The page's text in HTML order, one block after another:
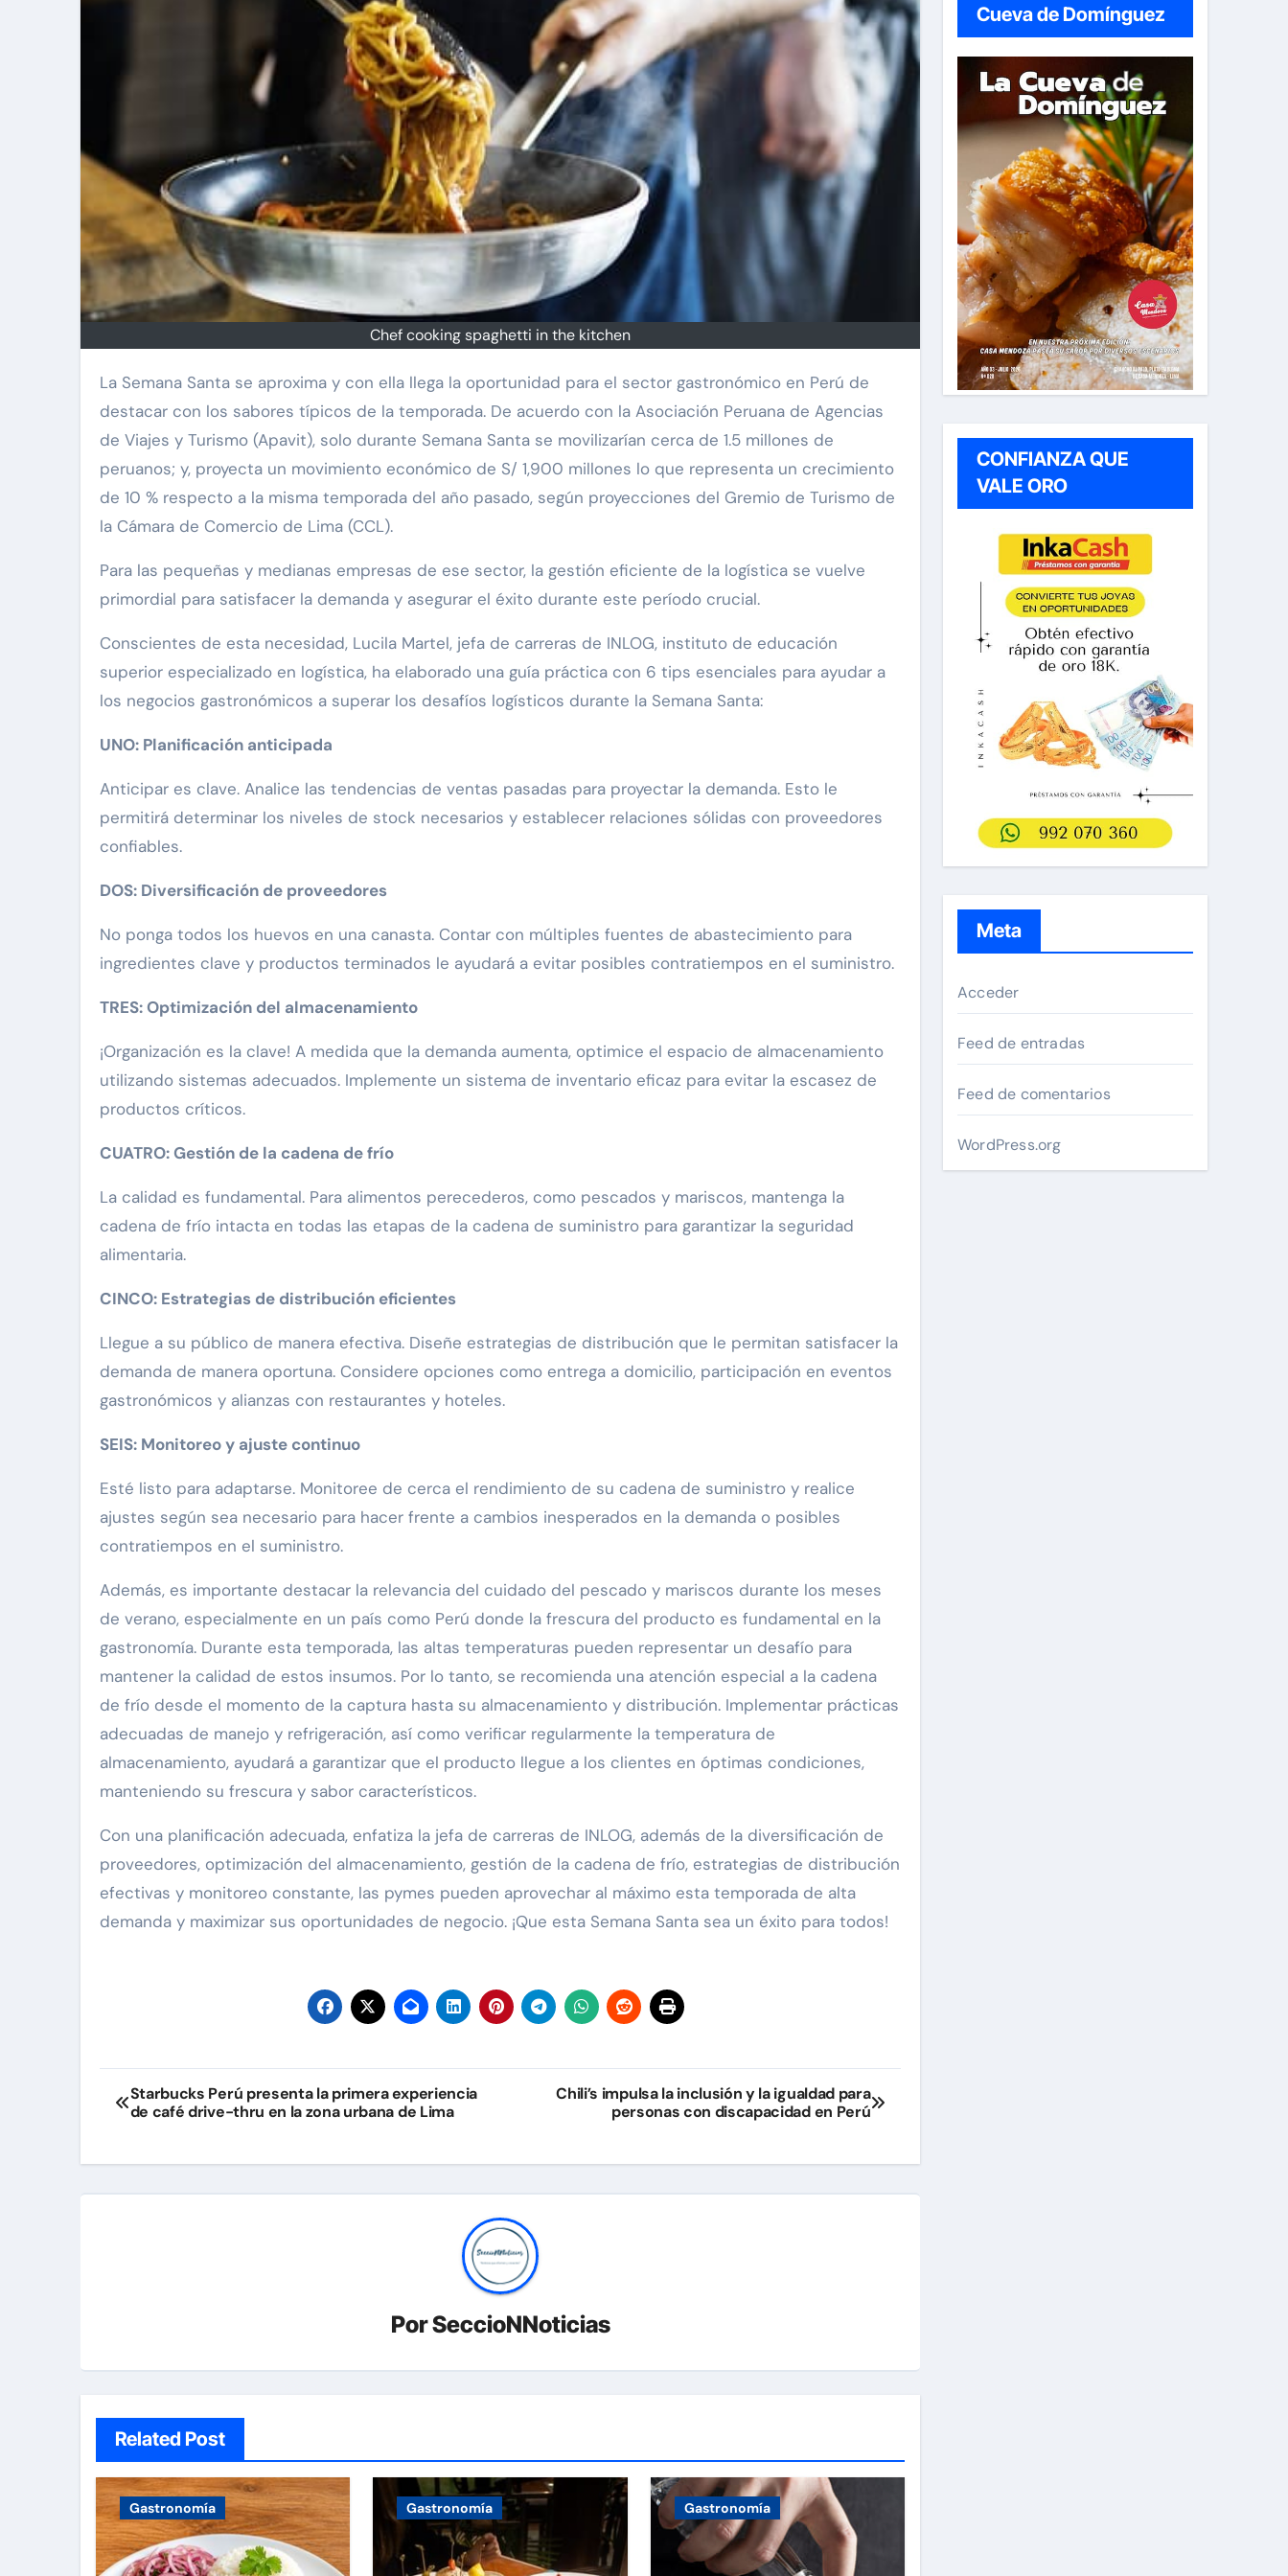
Chef cooking spaghetti in the kitchen
La Semana Santa se aproxima y con ella llega la oportunidad para el sector gastronómico en Perú de
destacar con los sabores típicos de la temporada. De acuerdo con la Asociación Peruana de Agencias
de Viajes y Turismo (Apavit), solo durante Semana Santa se movilizarían cerca de 1.5 millones de
peruanos; y, proyecta un movimiento económico de S/ 1,900 millones lo que representa un crecimiento
de 10 % respecto a la misma temporada del año pasado, según proyecciones del Gremio de Turismo de
la Cámara de Comercio de Lima (CCL).
Para las pequeñas y medianas empresas de ese sector, la gestión eficiente de la logística se vuelve
primordial para satisfacer la demanda y asegurar el éxito durante este período crucial.
Conscientes de esta necesidad, Lucila Martel, jefa de carreras de INLOG, instituto de educación
superior especializado en logística, ha elaborado una guía práctica con 6 tips esenciales para ayudar a
los negocios gastronómicos a superar los desafíos logísticos durante la Semana Santa:
UNO: Planificación anticipada
Anticipar es clave. Analice las tendencias de ventas pasadas para proyectar la demanda. Esto le
permitirá determinar los niveles de stock necesarios y establecer relaciones sólidas con proveedores
confiables.
DOS: Diversificación de proveedores
No ponga todos los huevos en una canasta. Contar con múltiples fuentes de abastecimiento para
ingredientes clave y productos terminados le ayudará a evitar posibles contratiempos en el suministro.
TRES: Optimización del almacenamiento
¡Organización es la clave! A medida que la demanda aumenta, optimice el espacio de almacenamiento
utilizando sistemas adecuados. Implemente un sistema de inventario eficaz para evitar la escasez de
productos críticos.
CUATRO: Gestión de la cadena de frío
La calidad es fundamental. Para alimentos perecederos, como pescados y mariscos, mantenga la
cadena de frío intacta en todas las etapas de la cadena de suministro para garantizar la seguridad
alimentaria.
CINCO: Estrategias de distribución eficientes
Llegue a su público de manera efectiva. Diseñe estrategias de distribución que le permitan satisfacer la
demanda de manera oportuna. Considere opciones como entrega a domicilio, participación en eventos
gastronómicos y alianzas con restaurantes y hoteles.
SEIS: Monitoreo y ajuste continuo
Esté listo para adaptarse. Monitoree de cerca el rendimiento de su cadena de suministro y realice
ajustes según sea necesario para hacer frente a cambios inesperados en la demanda o posibles
contratiempos en el suministro.
Además, es importante destacar la relevancia del cuidado del pescado y mariscos durante los meses
de verano, especialmente en un país como Perú donde la frescura del producto es fundamental en la
gastronomía. Durante esta temporada, las altas temperaturas pueden representar un desafío para
mantener la calidad de estos insumos. Por lo tanto, se recomienda una atención especial a la cadena
de frío desde el momento de la captura hasta su almacenamiento y distribución. Implementar prácticas
adecuadas de manejo y refrigeración, así como verificar regularmente la temperatura de
almacenamiento, ayudará a garantizar que el producto llegue a los clientes en óptimas condiciones,
manteniendo su frescura y sabor característicos.
Con una planificación adecuada, enfatiza la jefa de carreras de INLOG, además de la diversificación de
proveedores, optimización del almacenamiento, gestión de la cadena de frío, estrategias de distribución
efectivas y monitoreo constante, las pymes pueden aprovechar al máximo esta temporada de alta
demanda y maximizar sus oportunidades de negocio. ¡Que esta Semana Santa sea un éxito para todos!
Navegación
de
entradas
Starbucks Perú presenta la primera experiencia
de café drive-thru en la zona urbana de Lima
Chili’s impulsa la inclusión y la igualdad para
personas con discapacidad en Perú
PorSeccioNNoticias
Related Post
Gastronomía Gastronomía Gastronomía
Cueva de Domínguez
CONFIANZA QUE
VALE ORO
Meta
Acceder
Feed de entradas
Feed de comentarios
WordPress.org